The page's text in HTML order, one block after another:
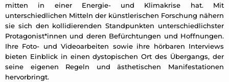
mitten in einer Energie- und Klimakrise hat. Mit
unterschiedlichen Mitteln der künstlerischen Forschung nähern
sie sich den kollidierenden Standpunkten unterschiedlichster
Protagonist*innen und deren Befürchtungen und Hoffnungen.
Ihre Foto- und Videoarbeiten sowie ihre hörbaren Interviews
bieten Einblick in einen dystopischen Ort des Übergangs, der
seine eigenen Regeln und ästhetischen Manifestationen
hervorbringt.